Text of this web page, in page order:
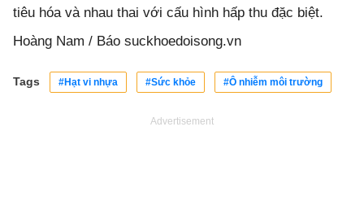
tiêu hóa và nhau thai với cấu hình hấp thu đặc biệt.
Hoàng Nam / Báo suckhoedoisong.vn
Tags #Hạt vi nhựa #Sức khỏe #Ô nhiễm môi trường
Advertisement